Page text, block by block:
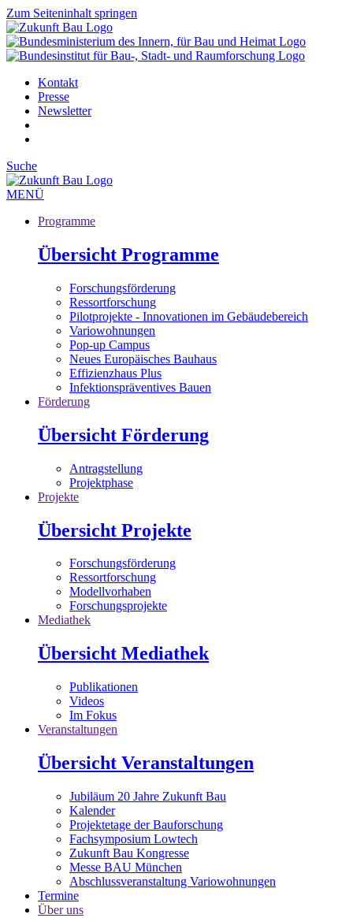
Zum Seiteninhalt springen
Kontakt
Presse
Newsletter
Suche
MENÜ
Programme
Übersicht Programme
Forschungsförderung
Ressortforschung
Pilotprojekte - Innovationen im Gebäudebereich
Variowohnungen
Pop-up Campus
Neues Europäisches Bauhaus
Effizienzhaus Plus
Infektionspräventives Bauen
Förderung
Übersicht Förderung
Antragstellung
Projektphase
Projekte
Übersicht Projekte
Forschungsförderung
Ressortforschung
Modellvorhaben
Forschungsprojekte
Mediathek
Übersicht Mediathek
Publikationen
Videos
Im Fokus
Veranstaltungen
Übersicht Veranstaltungen
Jubiläum 20 Jahre Zukunft Bau
Kalender
Projektetage der Bauforschung
Fachsymposium Lowtech
Zukunft Bau Kongresse
Messe BAU München
Abschlussveranstaltung Variowohnungen
Termine
Über uns